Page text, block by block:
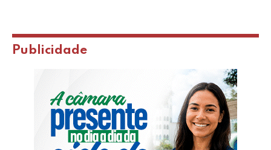
Publicidade